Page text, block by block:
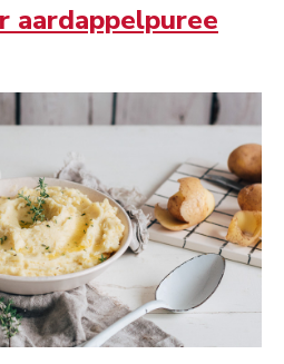
aardappelpuree